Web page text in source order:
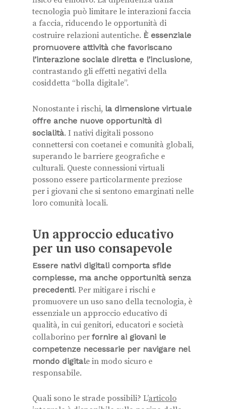
tecnologia può limitare le interazioni faccia
a faccia, riducendo le opportunità di
costruire relazioni autentiche. È essenziale
promuovere attività che favoriscano
l’interazione sociale diretta e l’inclusione,
contrastando gli effetti negativi della
cosiddetta “bolla digitale”.
Nonostante i rischi, la dimensione virtuale
offre anche nuove opportunità di
socialità. I nativi digitali possono
connettersi con coetanei e comunità globali,
superando le barriere geografiche e
culturali. Queste connessioni virtuali
possono essere particolarmente preziose
per i giovani che si sentono emarginati nelle
loro comunità locali.
Un approccio educativo
per un uso consapevole
Essere nativi digitali comporta sfide
complesse, ma anche opportunità senza
precedenti. Per mitigare i rischi e
promuovere un uso sano della tecnologia, è
essenziale un approccio educativo di
qualità, in cui genitori, educatori e società
collaborino per fornire ai giovani le
competenze necessarie per navigare nel
mondo digitale in modo sicuro e
responsabile.
Quali sono le strade possibili? L’articolo